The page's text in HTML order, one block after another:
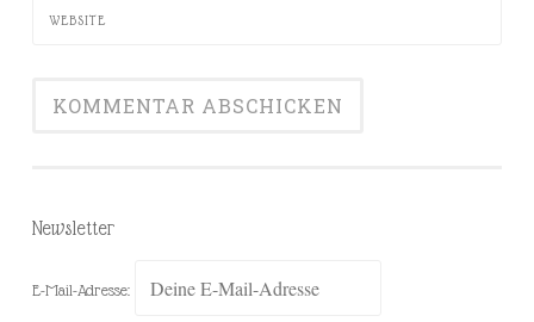
WEBSITE
Newsletter
E-Mail-Adresse: